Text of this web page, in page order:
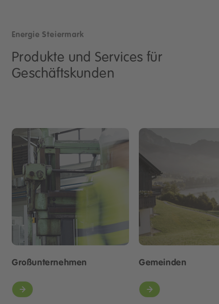
Energie Steiermark
Produkte und Services für
Geschäftskunden
Großunternehmen Gemeinden